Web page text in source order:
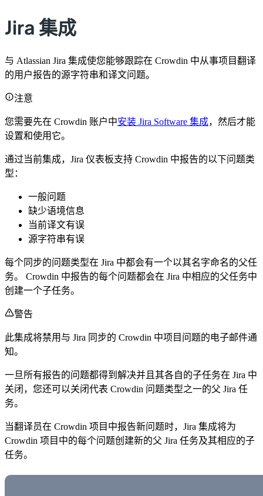
Jira 集成
与 Atlassian Jira 集成使您能够跟踪在 Crowdin 中从事项目翻译
的用户报告的源字符串和译文问题。
注意
您需要先在 Crowdin 账户中安装 Jira Software 集成，然后才能
设置和使用它。
通过当前集成，Jira 仪表板支持 Crowdin 中报告的以下问题类
型：
一般问题
缺少语境信息
当前译文有误
源字符串有误
每个同步的问题类型在 Jira 中都会有一个以其名字命名的父任
务。 Crowdin 中报告的每个问题都会在 Jira 中相应的父任务中
创建一个子任务。
警告
此集成将禁用与 Jira 同步的 Crowdin 中项目问题的电子邮件通
知。
一旦所有报告的问题都得到解决并且其各自的子任务在 Jira 中
关闭，您还可以关闭代表 Crowdin 问题类型之一的父 Jira 任
务。
当翻译员在 Crowdin 项目中报告新问题时，Jira 集成将为
Crowdin 项目中的每个问题创建新的父 Jira 任务及其相应的子
任务。